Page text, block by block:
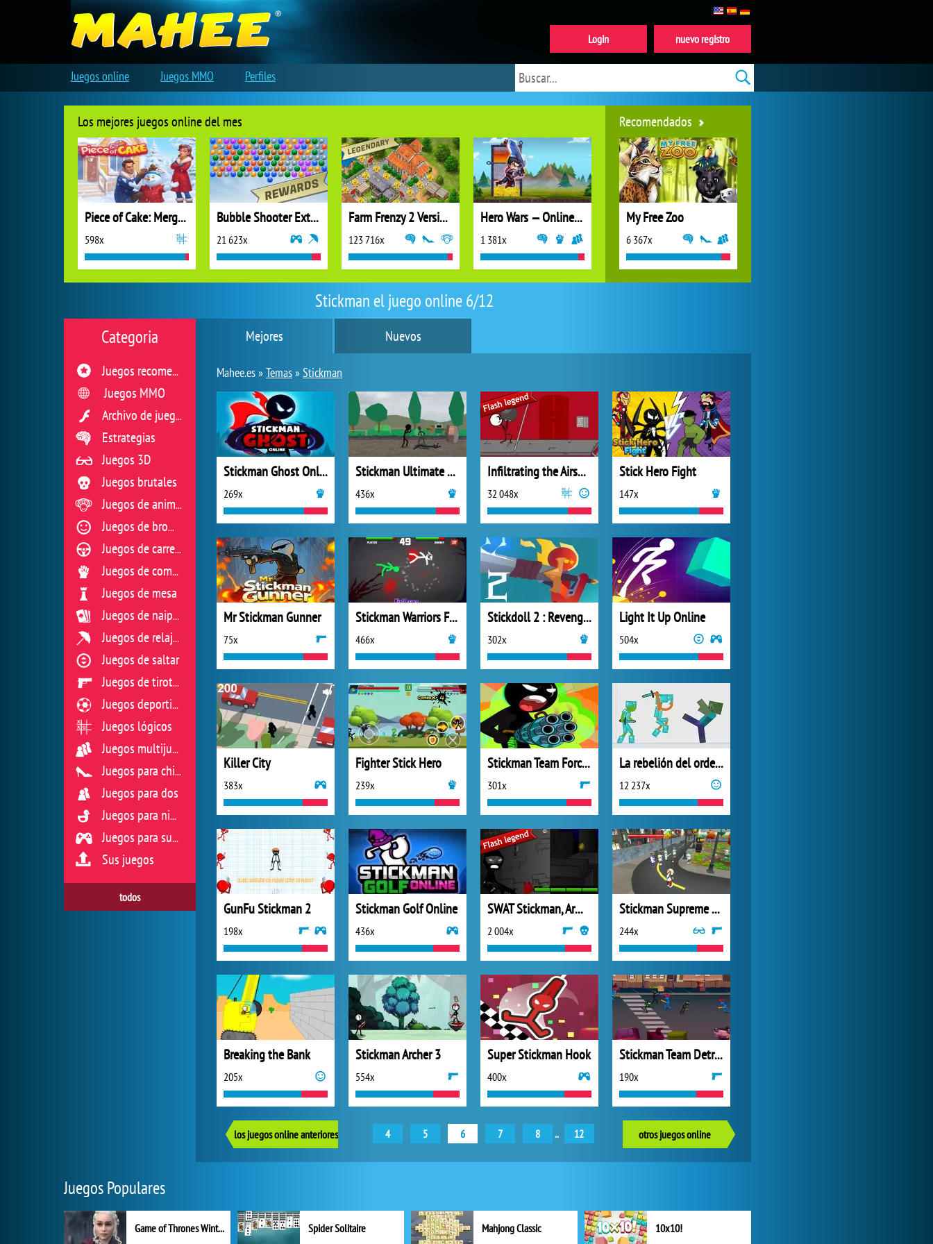
Stickman el juego online 6/12
Mejores Nuevos
Mahee.es »Temas»Stickman
Stickman Ghost Online
269x
Stickman Ultimate Street Fighter 3D
436x
Infiltrating the Airship
32 048x
Stick Hero Fight
147x
Mr Stickman Gunner
75x
Stickman Warriors Fatality
466x
Stickdoll 2 : Revenge Of Flame
302x
Light It Up Online
504x
Killer City
383x
Fighter Stick Hero
239x
Stickman Team Force 2
301x
La rebelión del ordenador: Minecraft
12 237x
GunFu Stickman 2
198x
Stickman Golf Online
436x
SWAT Stickman, Armas y Tácticas
2 004x
Stickman Supreme Shooter
244x
Breaking the Bank
205x
Stickman Archer 3
554x
Super Stickman Hook
400x
Stickman Team Detroit
190x
los juegos online anteriores 4 5 6 7 8 .. 12 otros juegos online
Categoria
Juegos recomendados
Juegos MMO
Archivo de juegos flash
Estrategias
Juegos 3D
Juegos brutales
Juegos de animales
Juegos de broma
Juegos de carreras
Juegos de combate
Juegos de mesa
Juegos de naipes
Juegos de relajación
Juegos de saltar
Juegos de tiroteo
Juegos deportivos
Juegos lógicos
Juegos multijugador
Juegos para chicas
Juegos para dos
Juegos para niños
Juegos para sus reflejos
Sus juegos
todos
Los mejores juegos online del mes
Piece of Cake: Merge and Bake
598x
Bubble Shooter Extreme
21 623x
Farm Frenzy 2 Versión completa
123 716x
Hero Wars — Online action RPG
1 381x
Recomendados
My Free Zoo
6 367x
World of Tanks
Forge of Empires
Juegos Populares
Game of Thrones Winter is Coming Spider Solitaire Mahjong Classic 10x10!
nuevo registro
Login
Juegos online Juegos MMO Perfiles